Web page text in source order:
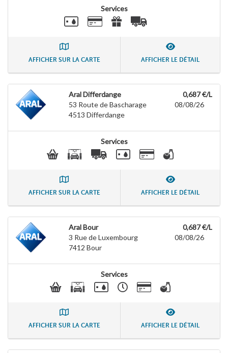
Services
AFFICHER SUR LA CARTE AFFICHER LE DÉTAIL
Aral Differdange
53 Route de Bascharage
4513 Differdange
0,687 €/L
08/08/26
Services
AFFICHER SUR LA CARTE AFFICHER LE DÉTAIL
Aral Bour
3 Rue de Luxembourg
7412 Bour
0,687 €/L
08/08/26
Services
AFFICHER SUR LA CARTE AFFICHER LE DÉTAIL